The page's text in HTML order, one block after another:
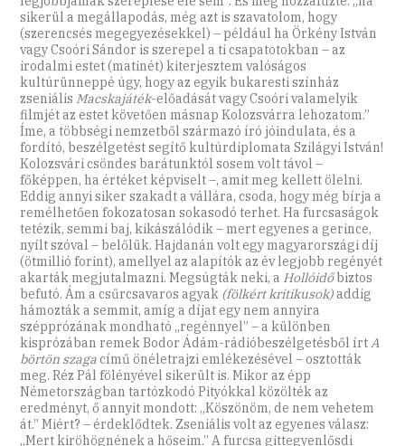
sikerül a megállapodás, még azt is szavatolom, hogy
(szerencsés megegyezésekkel) – például ha Örkény István
vagy Csoóri Sándor is szerepel a ti csapatotokban – az
irodalmi estet (matinét) kiterjesztem valóságos
kultúrünneppé úgy, hogy az egyik bukaresti színház
zseniális Macskajáték-előadását vagy Csoóri valamelyik
filmjét az estet követően másnap Kolozsvárra lehozatom.”
Íme, a többségi nemzetből származó író jóindulata, és a
fordító, beszélgetést segítő kultúrdiplomata Szilágyi István!
Kolozsvári csöndes barátunktól sosem volt távol –
főképpen, ha értéket képviselt –, amit meg kellett ölelni.
Eddig annyi siker szakadt a vállára, csoda, hogy még bírja a
remélhetően fokozatosan sokasodó terhet. Ha furcsaságok
tetézik, semmi baj, kikászálódik – mert egyenes a gerince,
nyílt szóval – belőlük. Hajdanán volt egy magyarországi díj
(ötmillió forint), amellyel az alapítók az év legjobb regényét
akarták megjutalmazni. Megsúgták neki, a Hollóidőbiztos
befutó. Ám a csűrcsavaros agyak (fölkért kritikusok)addig
hámozták a semmit, amíg a díjat egy nem annyira
szépprózának mondható „regénnyel” – a különben
kisprózában remek Bodor Ádám-rádióbeszélgetésből írtA
börtön szagacímű önéletrajzi emlékezésével – osztották
meg. Réz Pál fölényével sikerült is. Mikor az épp
Németországban tartózkodó Pityókkal közölték az
eredményt, ő annyit mondott: „Köszönöm, de nem vehetem
át.” Miért? – érdeklődtek. Zseniális volt az egyenes válasz:
„Mert kiröhögnének a hőseim.” A furcsa gittegyenlősdi